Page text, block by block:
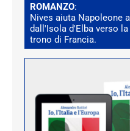
ROMANZO:
Nives aiuta Napoleone
dall'Isola d'Elba verso
trono di Francia.